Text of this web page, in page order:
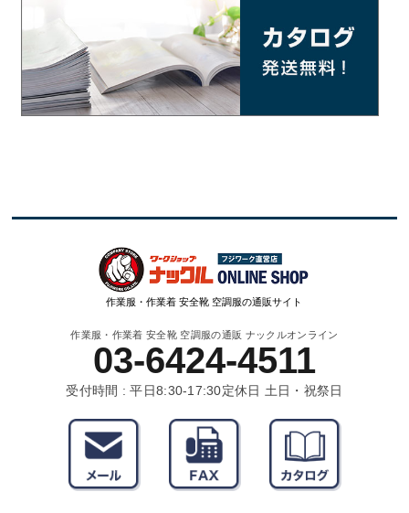
作業服・作業着 安全靴 空調服の通販サイト
作業服・作業着 安全靴 空調服の通販 ナックルオンライン
03-6424-4511
受付時間 : 平日8:30-17:30定休日 土日・祝祭日